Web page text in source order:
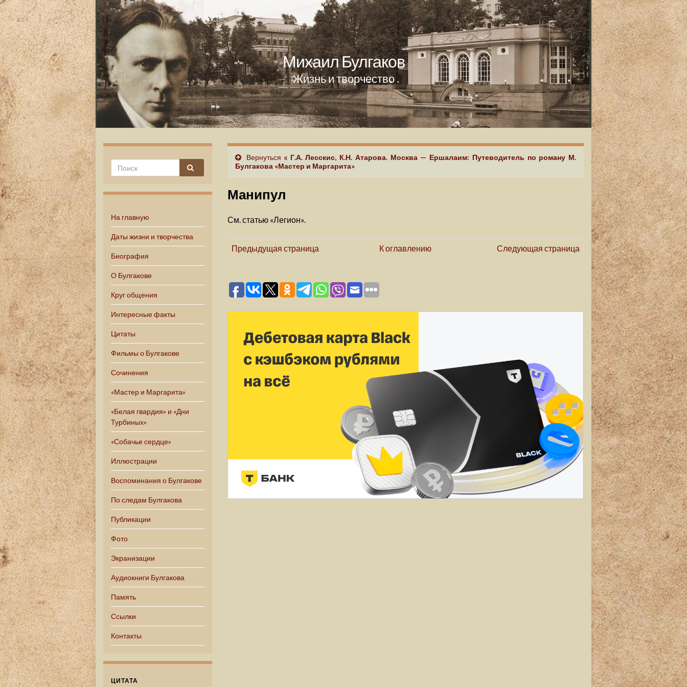
Михаил Булгаков
Жизнь и творчество
На главную
Даты жизни и творчества
Биография
О Булгакове
Круг общения
Интересные факты
Цитаты
Фильмы о Булгакове
Сочинения
«Мастер и Маргарита»
«Белая гвардия» и «Дни
Турбиных»
«Собачье сердце»
Иллюстрации
Воспоминания о Булгакове
По следам Булгакова
Публикации
Фото
Экранизации
Аудиокниги Булгакова
Память
Ссылки
Контакты
ЦИТАТА
Вернуться к Г.А. Лесскис, К.Н. Атарова. Москва — Ершалаим: Путеводитель по роману М.
Булгакова «Мастер и Маргарита»
Манипул
См. статью «Легион».
Предыдущая страница К оглавлению Следующая страница